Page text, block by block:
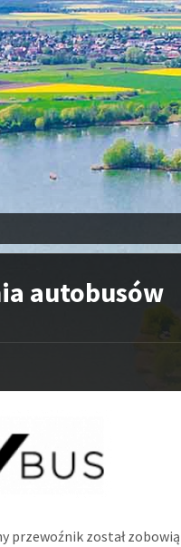
autobusów
przewoźnik został